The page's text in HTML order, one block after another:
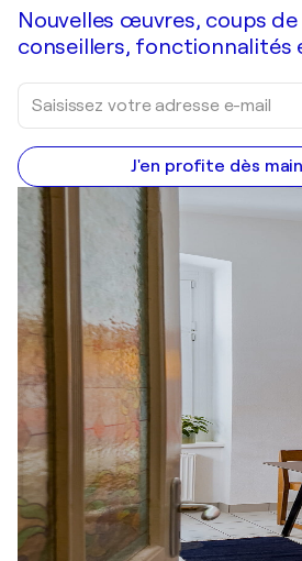
Nouvelles œuvres, coups
conseillers, fonctionnalités
J'en profite dès